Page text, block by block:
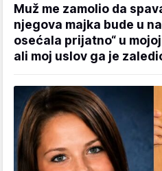
Muž me zamolio da
njegova majka bude u
osećala prijatno“ u
ali moj uslov ga je